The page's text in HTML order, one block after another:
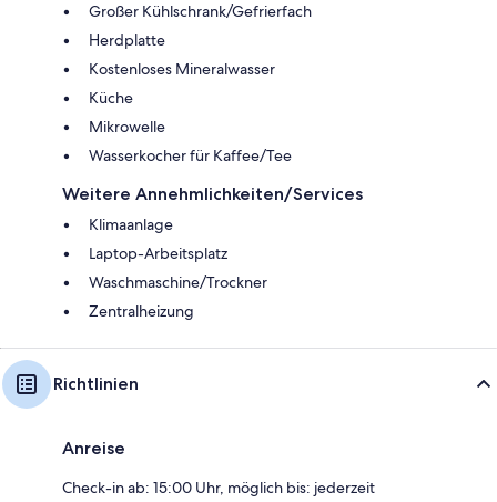
Großer Kühlschrank/Gefrierfach
Herdplatte
Kostenloses Mineralwasser
Küche
Mikrowelle
Wasserkocher für Kaffee/Tee
Weitere Annehmlichkeiten/Services
Klimaanlage
Laptop-Arbeitsplatz
Waschmaschine/Trockner
Zentralheizung
Richtlinien
Anreise
Check-in ab: 15:00 Uhr, möglich bis: jederzeit